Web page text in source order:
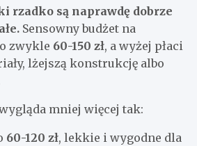
rzadko są naprawdę dobrze
Sensowny budżet na
zwykle 60-150 zł, a wyżej płaci
lżejszą konstrukcję albo
mniej więcej tak:
60-120 zł, lekkie i wygodne dla